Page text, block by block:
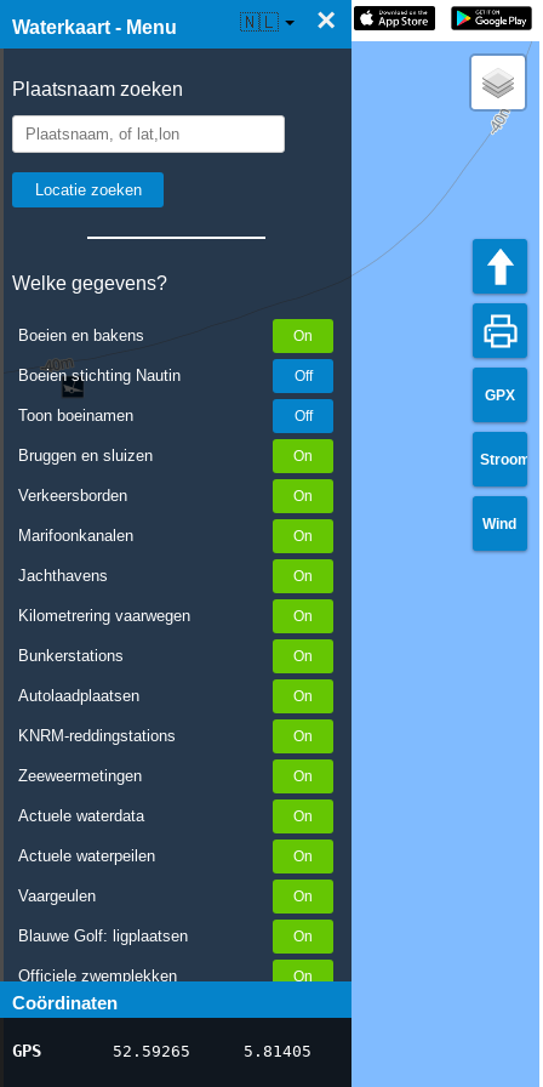
Waterkaart - Menu ×
Plaatsnaam zoeken
Welke gegevens?
Boeien en bakens
Boeien stichting Nautin
Toon boeinamen
Bruggen en sluizen
Verkeersborden
Marifoonkanalen
Jachthavens
Kilometrering vaarwegen
Bunkerstations
Autolaadplaatsen
KNRM-reddingstations
Zeeweermetingen
Actuele waterdata
Actuele waterpeilen
Vaargeulen
Blauwe Golf: ligplaatsen
Officiele zwemplekken
Stremmingen/hinder
AIS scheepsposities
Coördinaten
GPS 52.59265 5.81405
☰ Waterkaart Live 🇳🇱
GPX
Stroom
Wind